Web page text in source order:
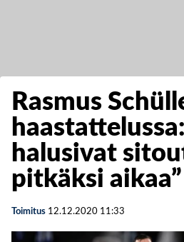
Rasmus
halusivat
pitkäksi aikaa”
Toimitus 12.12.2020 11:33